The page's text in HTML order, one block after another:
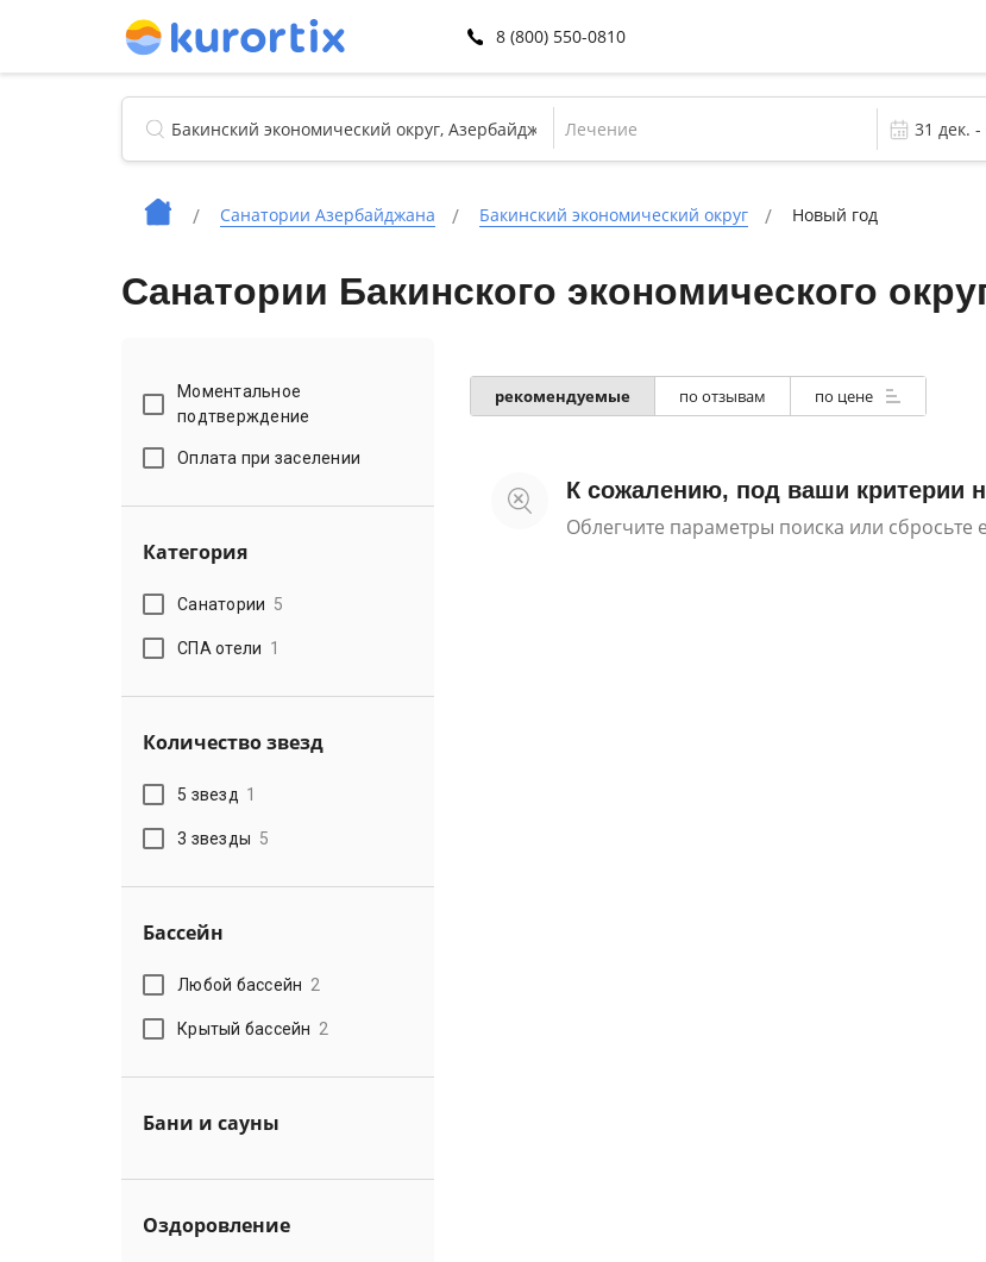
8 (800) 550-0810
Лечение
Санатории Азербайджана Бакинский экономический округ Новый год
Санатории Бакинского экономического
Моментальное
подтверждение
Оплата при заселении
Категория
Санатории 5
СПА отели 1
Количество звезд
5 звезд 1
3 звезды 5
Бассейн
Любой бассейн 2
Крытый бассейн 2
Бани и сауны
Оздоровление
рекомендуемые по отзывам по цене
К сожалению, под ваши критерии
Облегчите параметры поиска или сбросьте